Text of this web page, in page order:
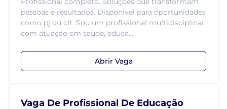
pessoas e resultados. Disponível para oportunidades
como pj ou clt. Sou um profissional multidisciplinar
com atuação em saúde, educa...
Abrir Vaga
Vaga De Profissional De Educação